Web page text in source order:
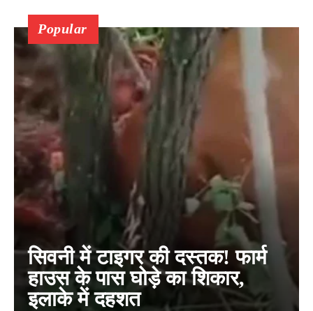
Popular
सिवनी में टाइगर की दस्तक! फार्म
हाउस के पास घोड़े का शिकार,
इलाके में दहशत